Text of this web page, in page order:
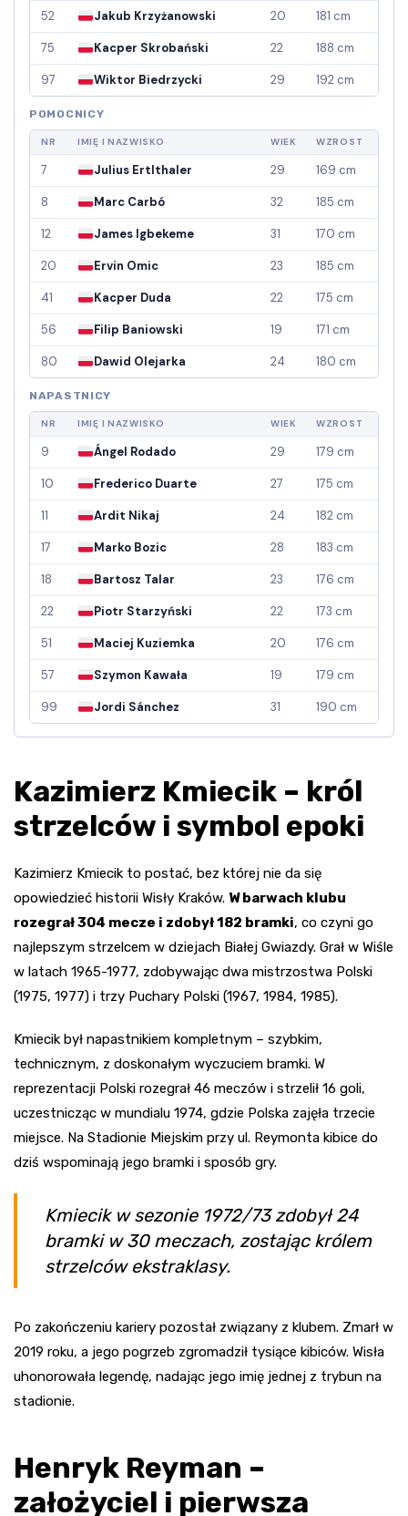
52 Jakub Krzyżanowski 20 181 cm
75 Kacper Skrobański 22 188 cm
97 Wiktor Biedrzycki 29 192 cm
POMOCNICY
NR IMIĘ I NAZWISKO WIEK WZROST
7 Julius Ertlthaler 29 169 cm
8 Marc Carbó 32 185 cm
12 James Igbekeme 31 170 cm
20 Ervin Omic 23 185 cm
41 Kacper Duda 22 175 cm
56 Filip Baniowski 19 171 cm
80 Dawid Olejarka 24 180 cm
NAPASTNICY
NR IMIĘ I NAZWISKO WIEK WZROST
9 Ángel Rodado 29 179 cm
10 Frederico Duarte 27 175 cm
11 Ardit Nikaj 24 182 cm
17 Marko Bozic 28 183 cm
18 Bartosz Talar 23 176 cm
22 Piotr Starzyński 22 173 cm
51 Maciej Kuziemka 20 176 cm
57 Szymon Kawała 19 179 cm
99 Jordi Sánchez 31 190 cm
Kazimierz Kmiecik – król
strzelców i symbol epoki
Kazimierz Kmiecik to postać, bez której nie da się
opowiedzieć historii Wisły Kraków. W barwach klubu
rozegrał 304 mecze i zdobył 182 bramki, co czyni go
najlepszym strzelcem w dziejach Białej Gwiazdy. Grał w Wiśle
w latach 1965-1977, zdobywając dwa mistrzostwa Polski
(1975, 1977) i trzy Puchary Polski (1967, 1984, 1985).
Kmiecik był napastnikiem kompletnym – szybkim,
technicznym, z doskonałym wyczuciem bramki. W
reprezentacji Polski rozegrał 46 meczów i strzelił 16 goli,
uczestnicząc w mundialu 1974, gdzie Polska zajęła trzecie
miejsce. Na Stadionie Miejskim przy ul. Reymonta kibice do
dziś wspominają jego bramki i sposób gry.
Kmiecik w sezonie 1972/73 zdobył 24
bramki w 30 meczach, zostając królem
strzelców ekstraklasy.
Po zakończeniu kariery pozostał związany z klubem. Zmarł w
2019 roku, a jego pogrzeb zgromadził tysiące kibiców. Wisła
uhonorowała legendę, nadając jego imię jednej z trybun na
stadionie.
Henryk Reyman –
założyciel i pierwsza